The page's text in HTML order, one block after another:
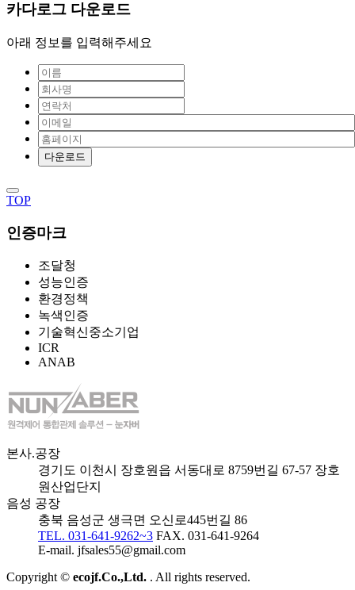
카다로그 다운로드
아래 정보를 입력해주세요
TOP
인증마크
조달청
성능인증
환경정책
녹색인증
기술혁신중소기업
ICR
ANAB
본사.공장
경기도 이천시 장호원읍 서동대로 8759번길 67-57 장호
원산업단지
음성 공장
충북 음성군 생극면 오신로445번길 86
TEL. 031-641-9262~3 FAX. 031-641-9264
E-mail. jfsales55@gmail.com
Copyright © ecojf.Co.,Ltd. . All rights reserved.